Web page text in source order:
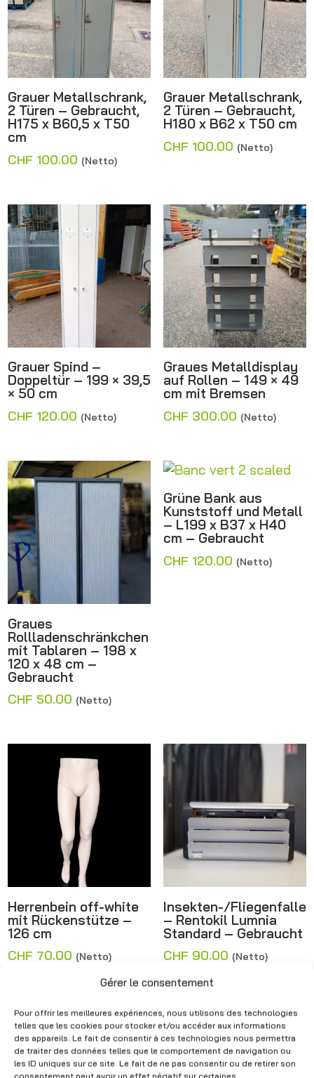
Gérer le consentement
Pour offrir les meilleures expériences, nous utilisons des technologies
telles que les cookies pour stocker et/ou accéder aux informations
des appareils. Le fait de consentir à ces technologies nous permettra
de traiter des données telles que le comportement de navigation ou
les ID uniques sur ce site. Le fait de ne pas consentir ou de retirer son
consentement peut avoir un effet négatif sur certaines
Grauer Metallschrank,
2 Türen – Gebraucht,
H175 x B60,5 x T50
cm
CHF 100.00 (Netto)
Grauer Metallschrank,
2 Türen – Gebraucht,
H180 x B62 x T50 cm
CHF 100.00 (Netto)
Grauer Spind –
Doppeltür – 199 × 39,5
× 50 cm
CHF 120.00 (Netto)
Graues Metalldisplay
auf Rollen – 149 × 49
cm mit Bremsen
CHF 300.00 (Netto)
Graues
Rollladenschränkchen
mit Tablaren – 198 x
120 x 48 cm –
Gebraucht
CHF 50.00 (Netto)
Grüne Bank aus
Kunststoff und Metall
– L199 x B37 x H40
cm – Gebraucht
CHF 120.00 (Netto)
Herrenbein off-white
mit Rückenstütze –
126 cm
CHF 70.00 (Netto)
Insekten-/Fliegenfalle
– Rentokil Lumnia
Standard – Gebraucht
CHF 90.00 (Netto)
Angebot!